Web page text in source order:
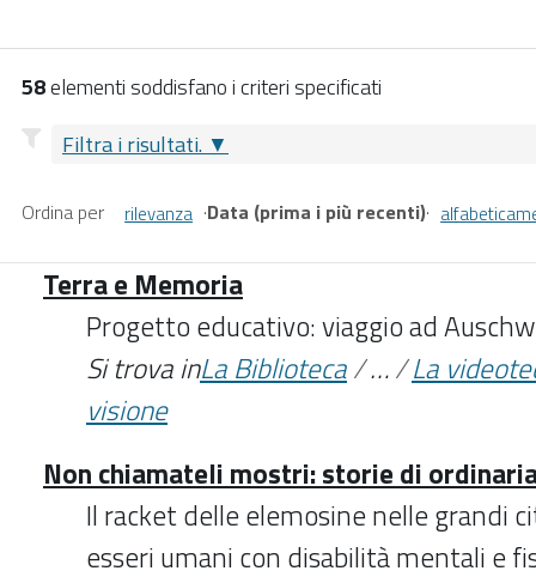
58elementi soddisfano i criteri specificati
Filtra i risultati.
Ordina per rilevanza ·Data (prima i più recenti)·
Terra e Memoria
Progetto educativo: viaggio ad
Si trova inLa Biblioteca/…/La
visione
Non chiamateli mostri: storie di
Il racket delle elemosine nelle grandi
esseri umani con disabilità mentali e